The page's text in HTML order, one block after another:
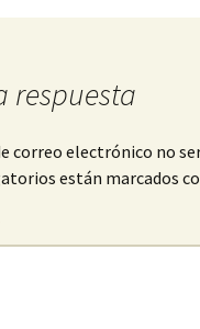
respuesta
correo electrónico no
están marcados